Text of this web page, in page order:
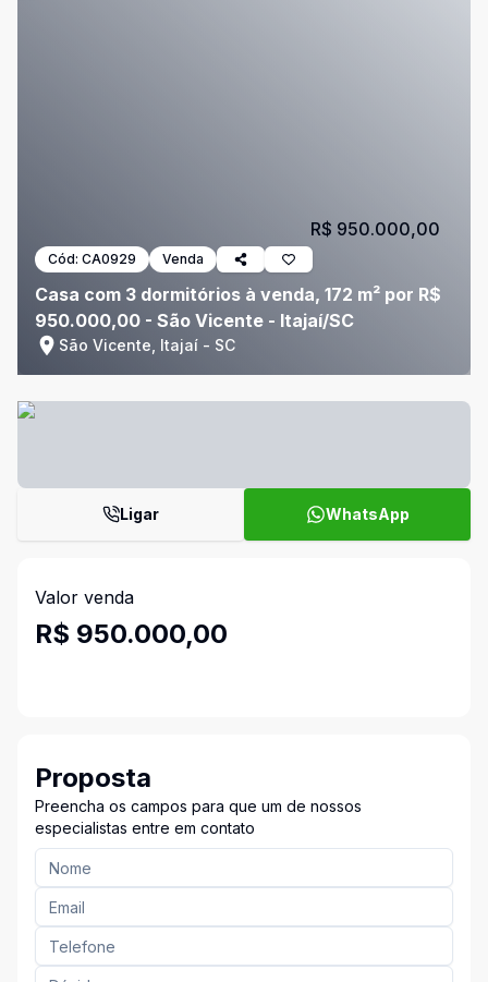
Cód: CA0929 Venda
Casa com 3 dormitórios à venda, 172 m² por R$
950.000,00 - São Vicente - Itajaí/SC
São Vicente, Itajaí - SC
R$ 950.000,00
Ligar WhatsApp
Valor venda
R$ 950.000,00
Proposta
Preencha os campos para que um de nossos
especialistas entre em contato